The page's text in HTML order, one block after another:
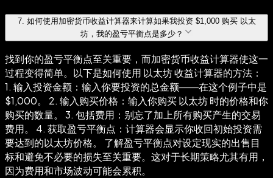
7. 如何使用加密货币收益计算器来计算如果我投资 $1,000 购买 以太
坊，我的盈亏平衡点是多少？
找到你的盈亏平衡点至关重要，而加密货币收益计算器使这一
过程变得简单。以下是如何使用 以太坊 收益计算器的方法：
1. 输入投资金额：输入你要投资的总金额——在这个例子中是
$1,000。 2. 输入购买价格：输入你购买 以太坊 时的价格和你
购买的数量。 3. 包括费用：别忘了加上所有购买产生的交易
费用。 4. 获取盈亏平衡点：计算器会显示你收回初始投资需
要达到的以太坊价格。 了解盈亏平衡点对设定现实的出售目
标和避免不必要的损失至关重要。这对于长期策略尤其有用，
因为费用和市场波动可能会累积。